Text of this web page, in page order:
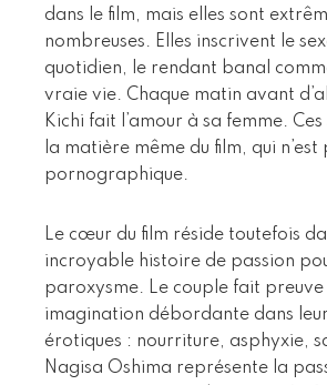
dans le film, mais elles sont
nombreuses. Elles inscrivent le
quotidien, le rendant banal
vraie vie. Chaque matin avant
Kichi fait l’amour à sa femme.
la matière même du film, qui
pornographique.
Le cœur du film réside toutefois
incroyable histoire de passion
paroxysme. Le couple fait preuve
imagination débordante dans
érotiques : nourriture, asphyxie,
Nagisa Oshima représente la